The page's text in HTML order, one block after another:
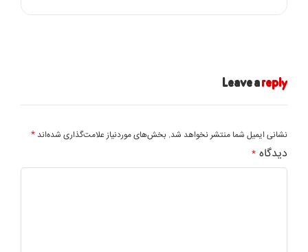
Leave areply
نشانی ایمیل شما منتشر نخواهد شد. بخش‌های موردنیاز علامت‌گذاری شده‌اند *
دیدگاه *